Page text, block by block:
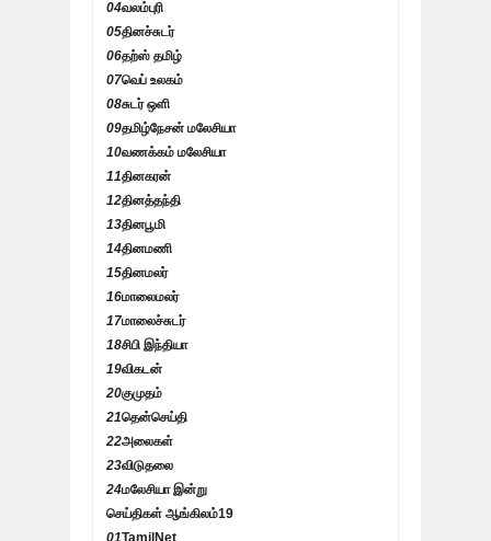
04வலம்புரி
05தினச்சுடர்
06தற்ஸ் தமிழ்
07வெப் உலகம்
08சுடர் ஒளி
09தமிழ்நேசன் மலேசியா
10வணக்கம் மலேசியா
11தினகரன்
12தினத்தந்தி
13தினபூமி
14தினமணி
15தினமலர்
16மாலைமலர்
17மாலைச்சுடர்
18சிபி இந்தியா
19விகடன்
20குமுதம்
21தென்செய்தி
22அலைகள்
23விடுதலை
24மலேசியா இன்று
செய்திகள் ஆங்கிலம்19
01TamilNet